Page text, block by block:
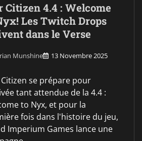
Citizen 4.4 : Welcome
Les Twitch Drops
dans le Verse
Munshine
13 Novembre 2025
se prépare pour
tant attendue de la 4.4 :
to Nyx, et pour la
fois dans l'histoire du jeu,
Imperium Games lance une